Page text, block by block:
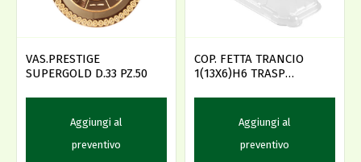
VAS.PRESTIGE
SUPERGOLD D.33 PZ.50
Aggiungi al
preventivo
COP. FETTA TRANCIO
1(13X6)H6 TRASP
Aggiungi al
preventivo